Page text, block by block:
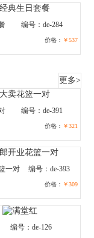
编号：de-284
价格： ￥537
更多>
编号：de-391
价格： ￥321
一对 编号：de-393
价格： ￥309
编号：de-126